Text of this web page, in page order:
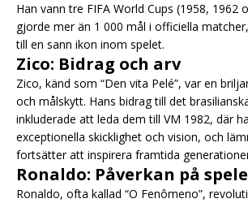
Han vann tre FIFA World Cups (1958, 1962
gjorde mer än 1 000 mål i officiella
till en sann ikon inom spelet.
Zico: Bidrag och arv
Zico, känd som “Den vita Pelé”, var en
och målskytt. Hans bidrag till det
inkluderade att leda dem till VM 1982, där
exceptionella skicklighet och vision, och
fortsätter att inspirera framtida
Ronaldo: Påverkan på
Ronaldo, ofta kallad “O Fenômeno”,